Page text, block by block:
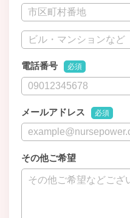
電話番号 必須
メールアドレス 必須
その他ご希望